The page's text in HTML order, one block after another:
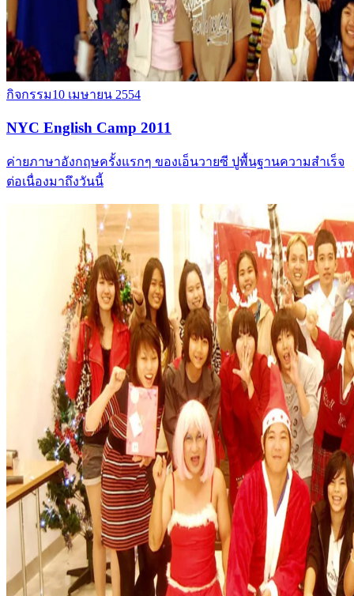
กิจกรรม10 เมษายน 2554
NYC English Camp 2011
ค่ายภาษาอังกฤษครั้งแรกๆ ของเอ็นวายซี ปูพื้นฐานความสำเร็จ
ต่อเนื่องมาถึงวันนี้